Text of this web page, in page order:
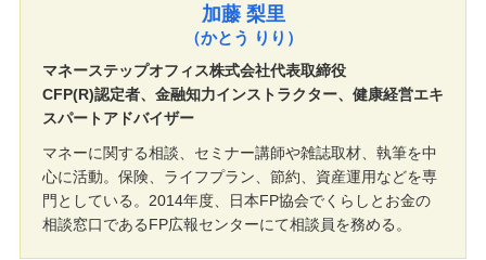
加藤 梨里
（かとう りり）
マネーステップオフィス株式会社代表取締役
CFP(R)認定者、金融知力インストラクター、健康経営エキ
スパートアドバイザー
マネーに関する相談、セミナー講師や雑誌取材、執筆を中
心に活動。保険、ライフプラン、節約、資産運用などを専
門としている。2014年度、日本FP協会でくらしとお金の
相談窓口であるFP広報センターにて相談員を務める。